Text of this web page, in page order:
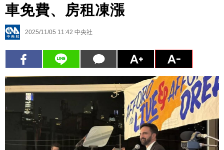
車免費、房租凍漲
2025/11/05 11:42 中央社